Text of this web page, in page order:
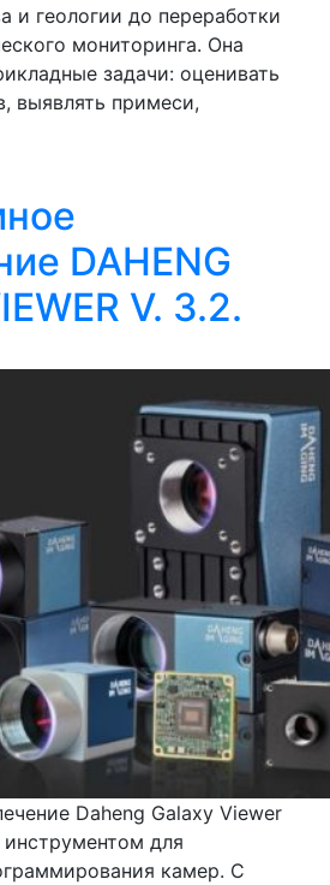
и геологии до переработки
мониторинга. Она
задачи: оценивать
выявлять примеси,
DAHENG
V. 3.2.
Daheng Galaxy Viewer
для
камер. С